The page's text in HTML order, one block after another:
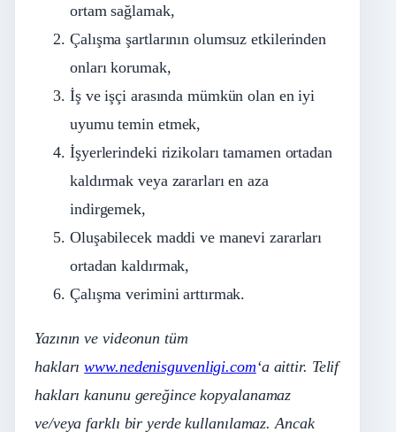
ortam sağlamak,
Çalışma şartlarının olumsuz etkilerinden
onları korumak,
İş ve işçi arasında mümkün olan en iyi
uyumu temin etmek,
İşyerlerindeki rizikoları tamamen ortadan
kaldırmak veya zararları en aza
indirgemek,
Oluşabilecek maddi ve manevi zararları
ortadan kaldırmak,
Çalışma verimini arttırmak.
Yazının ve videonun tüm
haklarıwww.nedenisguvenligi.com‘a aittir. Telif
hakları kanunu gereğince kopyalanamaz
ve/veya farklı bir yerde kullanılamaz. Ancak